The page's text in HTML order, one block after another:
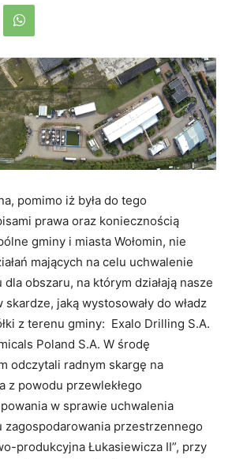
pomimo iż była do tego
prawa oraz koniecznością
gminy i miasta Wołomin, nie
mających na celu uchwalenie
obszaru, na którym działają nasze
skardze, jaką wystosowały do władz
z terenu gminy: Exalo Drilling S.A.
Poland S.A. W środę
odczytali radnym skargę na
z powodu przewlekłego
w sprawie uchwalenia
zagospodarowania przestrzennego
produkcyjna Łukasiewicza II”, przy